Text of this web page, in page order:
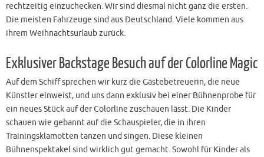
rechtzeitig einzuchecken. Wir sind diesmal nicht ganz die ersten.
Die meisten Fahrzeuge sind aus Deutschland. Viele kommen aus
ihrem Weihnachtsurlaub zurück.
Exklusiver Backstage Besuch auf der Colorline Magic
Auf dem Schiff sprechen wir kurz die Gästebetreuerin, die neue
Künstler einweist, und uns dann exklusiv bei einer Bühnenprobe für
ein neues Stück auf der Colorline zuschauen lässt. Die Kinder
schauen wie gebannt auf die Schauspieler, die in ihren
Trainingsklamotten tanzen und singen. Diese kleinen
Bühnenspektakel sind wirklich gut gemacht. Sowohl für Kinder als